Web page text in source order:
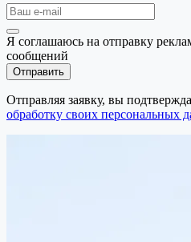
Я соглашаюсь на отправку
сообщений
Отправить
Отправляя заявку, вы
обработку своих персональных